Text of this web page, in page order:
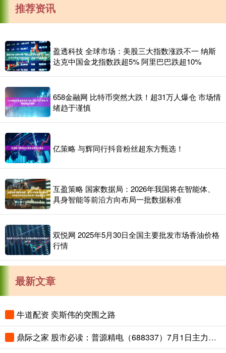
推荐资讯
盈透科技 全球市场：美股三大指数涨跌不一 纳斯
达克中国金龙指数跌超5% 阿里巴巴跌超10%
658金融网 比特币突然大跌！超31万人爆仓 市场情
绪趋于谨慎
亿策略 与辉同行抖音粉丝超东方甄选！
互盈策略 国家数据局：2026年我国将在智能体、
具身智能等前沿方向布局一批数据标准
双悦网 2025年5月30日全国主要批发市场香油价格
行情
最新文章
牛道配资 奕斯伟的突围之路
鼎际之家 股市必读：普源精电（688337）7月1日主力资金净流入3913.44万元，占总成交额0.0%